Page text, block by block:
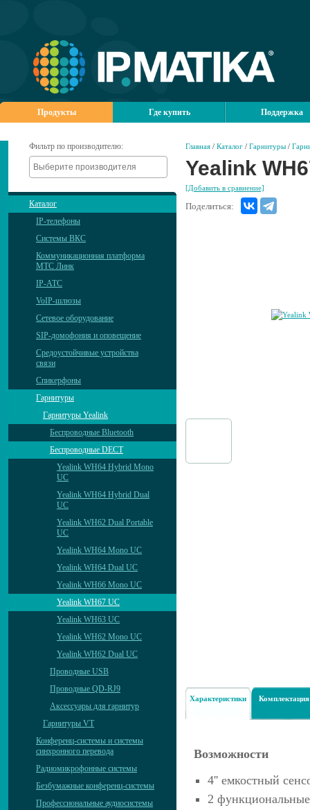
Продукты Где купить Поддержка
Фильтр по производителю:
Каталог
IP-телефоны
Системы ВКС
Коммуникационная платформа
МТС Линк
IP-АТС
VoIP-шлюзы
Сетевое оборудование
SIP-домофония и оповещение
Средоустойчивые устройства
связи
Спикерфоны
Гарнитуры
Гарнитуры Yealink
Беспроводные Bluetooth
Беспроводные DECT
Yealink WH64 Hybrid Mono
UC
Yealink WH64 Hybrid Dual
UC
Yealink WH62 Dual Portable
UC
Yealink WH64 Mono UC
Yealink WH64 Dual UC
Yealink WH66 Mono UC
Yealink WH67 UC
Yealink WH63 UC
Yealink WH62 Mono UC
Yealink WH62 Dual UC
Проводные USB
Проводные QD-RJ9
Аксессуары для гарнитур
Гарнитуры VT
Конференц-системы и системы
синхронного перевода
Радиомикрофонные системы
Безбумажные конференц-системы
Профессиональные аудиосистемы
Главная / Каталог / Гарнитуры /
Yealink
[Добавить в сравнение]
Поделиться:
Характеристики Комплектация
Возможности
4'' емкостный
2